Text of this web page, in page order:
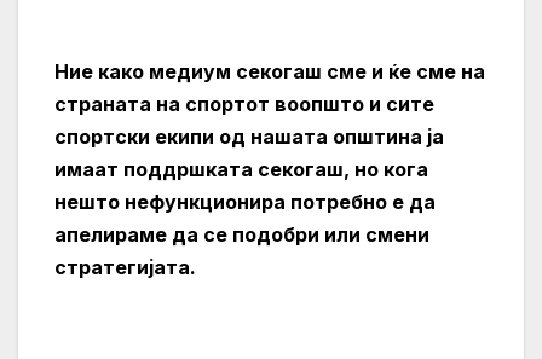
Ние како медиум секогаш сме и ќе сме на
страната на спортот воопшто и сите
спортски екипи од нашата општина ја
имаат поддршката секогаш, но кога
нешто нефункционира потребно е да
апелираме да се подобри или смени
стратегијата.